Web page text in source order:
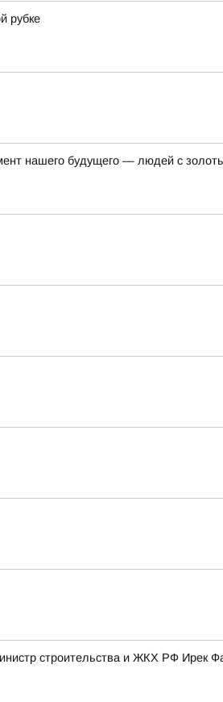
рубке
нашего будущего — людей с
строительства и ЖКХ РФ Ирек